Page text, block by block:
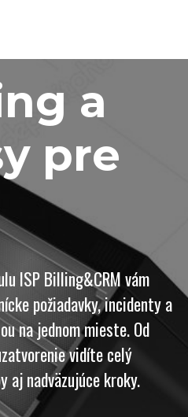
a
pre
ISP Billing&CRM vám
požiadavky, incidenty a
na jednom mieste. Od
vidíte celý
aj nadväzujúce kroky.